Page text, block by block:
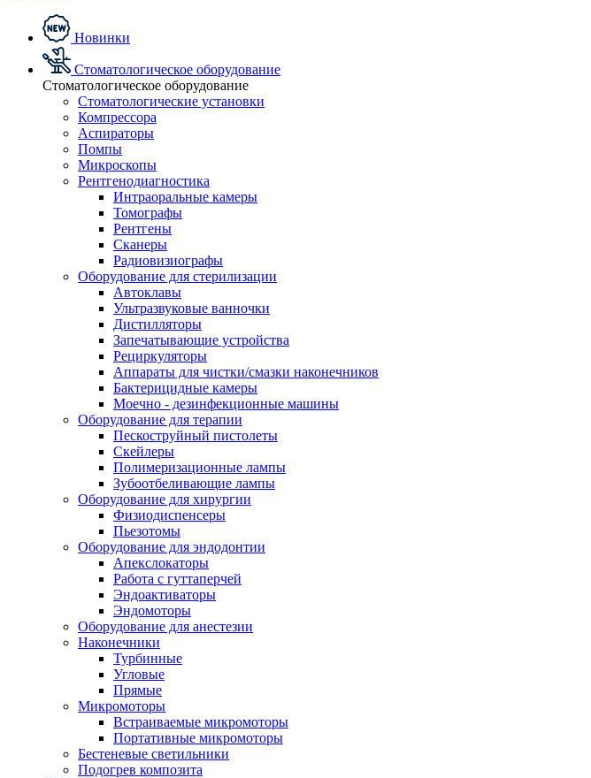
Новинки
Стоматологическое оборудование
Стоматологическое оборудование
Стоматологические установки
Компрессора
Аспираторы
Помпы
Микроскопы
Рентгенодиагностика
Интраоральные камеры
Томографы
Рентгены
Сканеры
Радиовизиографы
Оборудование для стерилизации
Автоклавы
Ультразвуковые ванночки
Дистилляторы
Запечатывающие устройства
Рециркуляторы
Аппараты для чистки/смазки наконечников
Бактерицидные камеры
Моечно - дезинфекционные машины
Оборудование для терапии
Пескоструйный пистолеты
Скейлеры
Полимеризационные лампы
Зубоотбеливающие лампы
Оборудование для хирургии
Физиодиспенсеры
Пьезотомы
Оборудование для эндодонтии
Апекслокаторы
Работа с гуттаперчей
Эндоактиваторы
Эндомоторы
Оборудование для анестезии
Наконечники
Турбинные
Угловые
Прямые
Микромоторы
Встраиваемые микромоторы
Портативные микромоторы
Бестеневые светильники
Подогрев композита